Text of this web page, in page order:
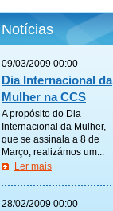
Notícias
09/03/2009 00:00
Dia Internacional da
Mulher na CCS
A propósito do Dia
Internacional da Mulher,
que se assinala a 8 de
Março, realizámos um...
Ler mais
28/02/2009 00:00